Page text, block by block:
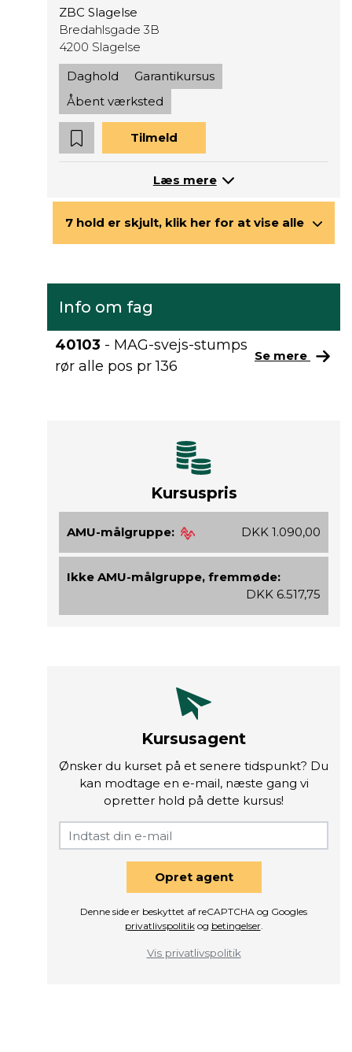
ZBC Slagelse
Bredahlsgade 3B
4200 Slagelse
Daghold
Garantikursus
Åbent værksted
Tilmeld
Læs mere
7 hold er skjult, klik her for at vise alle
Info om fag
40103 - MAG-svejs-stumps
rør alle pos pr 136
Se mere
Kursuspris
AMU-målgruppe: DKK 1.090,00
Ikke AMU-målgruppe, fremmøde:
DKK 6.517,75
Kursusagent
Ønsker du kurset på et senere tidspunkt? Du
kan modtage en e-mail, næste gang vi
opretter hold på dette kursus!
Opret agent
Denne side er beskyttet af reCAPTCHA og Googles
privatlivspolitikog betingelser.
Vis privatlivspolitik